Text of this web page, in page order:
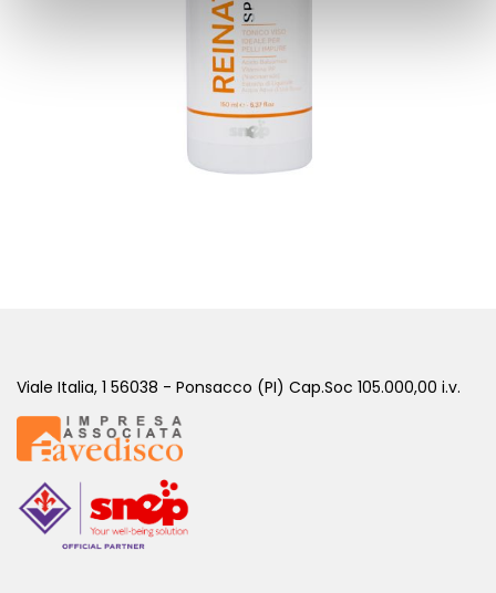
Viale Italia, 1 56038 - Ponsacco (PI) Cap.Soc 105.000,00 i.v.